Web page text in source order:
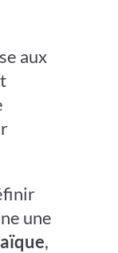
aux
une
,